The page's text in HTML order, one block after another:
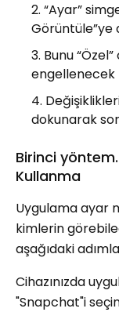
“Ayar”
Görüntüle”ye
Bunu
engellenecek
dokunarak
Birinci
Kullanma
Uygulama ayar
kimlerin
aşağıdaki
Cihazınızda
"Snapchat"i